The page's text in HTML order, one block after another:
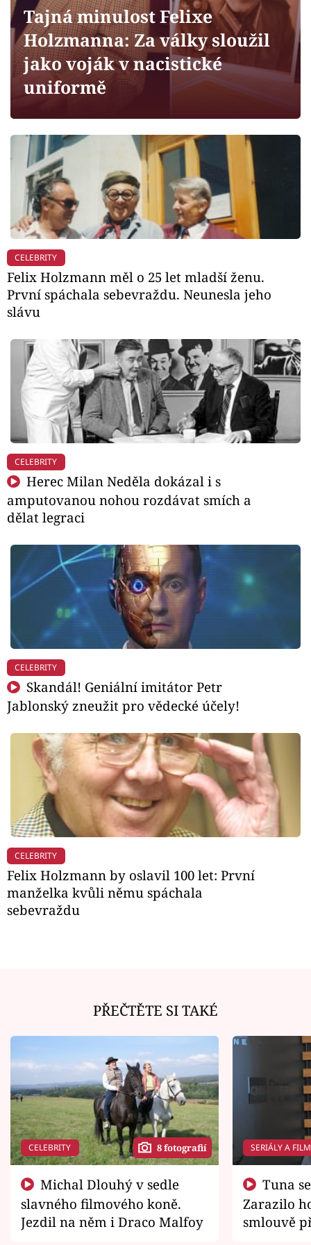
Sledujte prima+
Filmový festival Karlovy Vary
Mámy sobě
Přihlášení
Sledujte nás
Tajná minulost Felixe
Holzmanna: Za války sloužil
jako voják v nacistické
uniformě
CELEBRITY
Felix Holzmann měl o 25 let mladší ženu.
První spáchala sebevraždu. Neunesla jeho
slávu
CELEBRITY
Herec Milan Neděla dokázal i s
amputovanou nohou rozdávat smích a
dělat legraci
CELEBRITY
Skandál! Geniální imitátor Petr
Jablonský zneužit pro vědecké účely!
CELEBRITY
Felix Holzmann by oslavil 100 let: První
manželka kvůli němu spáchala
sebevraždu
PŘEČTĚTE SI TAKÉ
CELEBRITY 8 fotografií
slavného filmového koně.
Jezdil na něm i Draco Malfoy
SERIÁLY A
Zarazilo
smlouvě